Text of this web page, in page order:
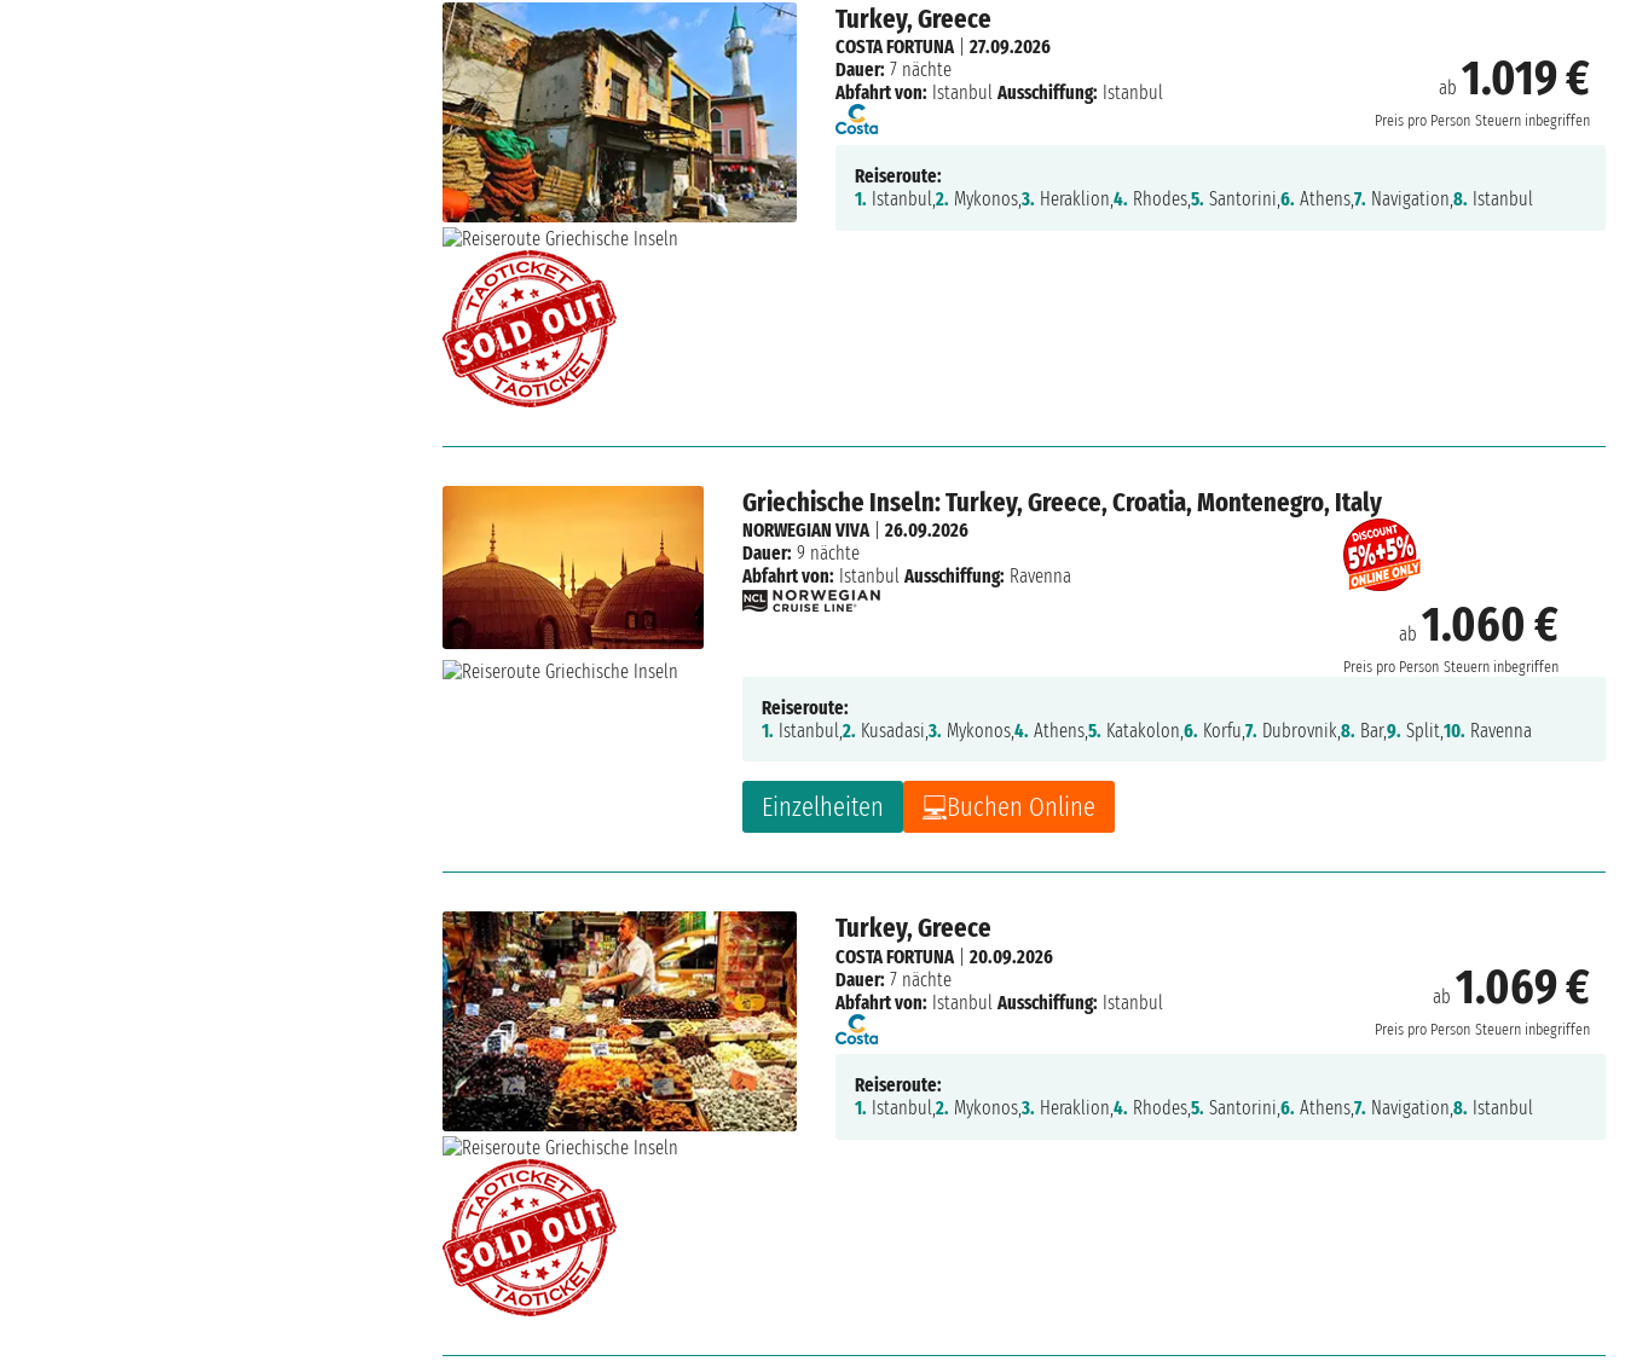
Turkey, Greece
ab 1.019 €
Preis pro Person Steuern inbegriffen
COSTA FORTUNA| 27.09.2026
Dauer: 7 nächte
Abfahrt von: Istanbul Ausschiffung: Istanbul
Reiseroute:
1. Istanbul,2. Mykonos,3. Heraklion,4. Rhodes,5. Santorini,6. Athens,7. Navigation,8. Istanbul
Griechische Inseln: Turkey, Greece, Croatia, Montenegro, Italy
ab 1.060 €
Preis pro Person Steuern inbegriffen
Einzelheiten Buchen Online
NORWEGIAN VIVA|26.09.2026
Dauer: 9 nächte
Abfahrt von: Istanbul Ausschiffung: Ravenna
Reiseroute:
1. Istanbul,2. Kusadasi,3. Mykonos,4. Athens,5. Katakolon,6. Korfu,7. Dubrovnik,8. Bar,9. Split,10. Ravenna
Turkey, Greece
ab 1.069 €
Preis pro Person Steuern inbegriffen
COSTA FORTUNA| 20.09.2026
Dauer: 7 nächte
Abfahrt von: Istanbul Ausschiffung: Istanbul
Reiseroute:
1. Istanbul,2. Mykonos,3. Heraklion,4. Rhodes,5. Santorini,6. Athens,7. Navigation,8. Istanbul